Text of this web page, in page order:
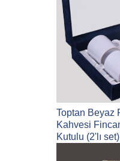
Toptan Beyaz
Kahvesi
Kutulu (2'lı